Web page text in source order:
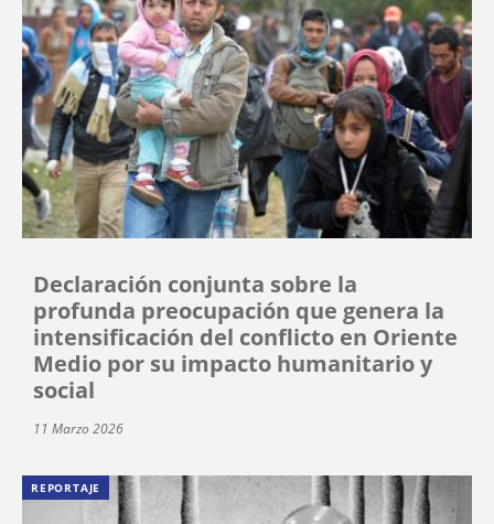
Declaración conjunta sobre la
profunda preocupación que genera la
intensificación del conflicto en Oriente
Medio por su impacto humanitario y
social
11 Marzo 2026
REPORTAJE